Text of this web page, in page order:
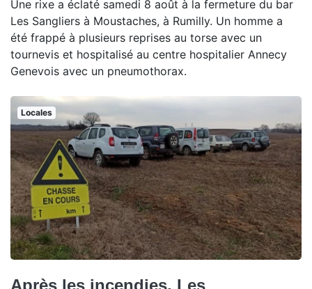
Une rixe a éclaté samedi 8 août à la fermeture du bar
Les Sangliers à Moustaches, à Rumilly. Un homme a
été frappé à plusieurs reprises au torse avec un
tournevis et hospitalisé au centre hospitalier Annecy
Genevois avec un pneumothorax.
Locales
Après les incendies, Les